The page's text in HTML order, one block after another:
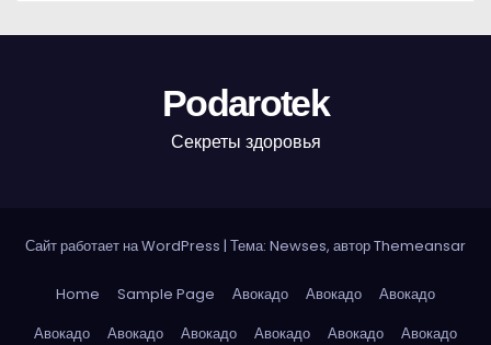
Podarotek
Секреты здоровья
Сайт работает на WordPress | Тема: Newses, авторThemeansar
Home Sample Page Авокадо Авокадо
Авокадо
Авокадо
Авокадо Авокадо Авокадо Авокадо
Авокадо